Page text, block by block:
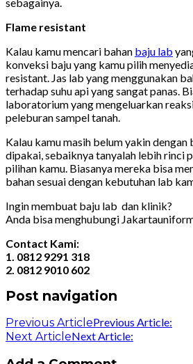
Flame resistant
Kalau kamu mencari bahan baju lab
konveksi baju yang kamu pilih
resistant. Jas lab yang menggunakan
terhadap suhu api yang sangat panas.
laboratorium yang mengeluarkan
peleburan sampel tanah.
Kalau kamu masih belum yakin dengan
dipakai, sebaiknya tanyalah lebih rinci
pilihan kamu. Biasanya mereka bisa
bahan sesuai dengan kebutuhan lab
Ingin membuat baju lab dan klinik?
Anda bisa menghubungi
Contact Kami:
1. 0812 9291 318
2. 0812 9010 602
Post navigation
Previous ArticlePrevious Article:
Next ArticleNext Article: